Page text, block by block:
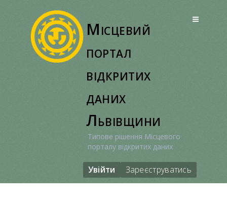
Місцевий
портал
відкритих
даних
Львівщини
Типове рішення Місцевого
порталу відкритих даних
Увійти Зареєструватись